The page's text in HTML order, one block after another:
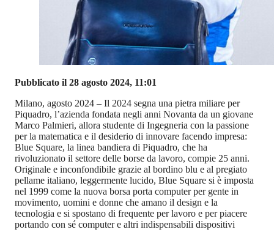
Pubblicato il 28 agosto 2024, 11:01
Milano, agosto 2024 – Il 2024 segna una pietra miliare per
Piquadro, l’azienda fondata negli anni Novanta da un giovane
Marco Palmieri, allora studente di Ingegneria con la passione
per la matematica e il desiderio di innovare facendo impresa:
Blue Square, la linea bandiera di Piquadro, che ha
rivoluzionato il settore delle borse da lavoro, compie 25 anni.
Originale e inconfondibile grazie al bordino blu e al pregiato
pellame italiano, leggermente lucido, Blue Square si è imposta
nel 1999 come la nuova borsa porta computer per gente in
movimento, uomini e donne che amano il design e la
tecnologia e si spostano di frequente per lavoro e per piacere
portando con sé computer e altri indispensabili dispositivi